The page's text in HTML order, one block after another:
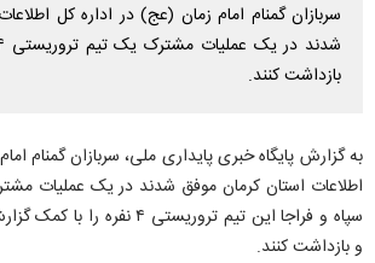
سربازان گمنام امام زمان (عج) در اداره کل
بازداشت کنند.
به گزارش پایگاه خبری پایداری ملی، سربازان گمنام
اطلاعات استان کرمان موفق شدند در یک عملیات
سپاه و فراجا این تیم تروریستی
و بازداشت کنند.